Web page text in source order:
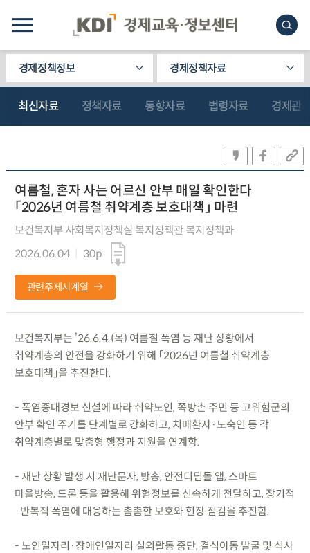
경제정책정보 경제정책자료
최신자료 정책자료 동향자료 법령자료 경제관
여름철, 혼자 사는 어르신 안부 매일 확인한다
「2026년 여름철 취약계층 보호대책」 마련
보건복지부 사회복지정책실 복지정책관 복지정책과
2026.06.04
30p
관련주제시계열
보건복지부는 ’26.6.4.(목) 여름철 폭염 등 재난 상황에서
취약계층의 안전을 강화하기 위해 「2026년 여름철 취약계층
보호대책」을 추진한다.
- 폭염중대경보 신설에 따라 취약노인, 쪽방촌 주민 등 고위험군의
안부 확인 주기를 단계별로 강화하고, 치매환자·노숙인 등 각
취약계층별로 맞춤형 행정과 지원을 연계함.
- 재난 상황 발생 시 재난문자, 방송, 안전디딤돌 앱, 스마트
마을방송, 드론 등을 활용해 위험정보를 신속하게 전달하고, 장기적
·반복적 폭염에 대응하는 촘촘한 보호와 현장 점검을 추진함.
- 노인일자리·장애인일자리 실외활동 중단, 결식아동 발굴 및 식사